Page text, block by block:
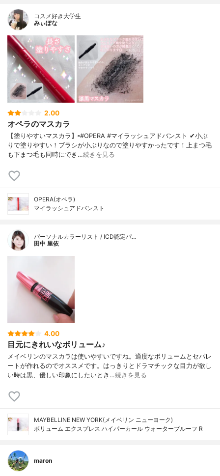
コスメ好き大学生
みぃぽな
2.00
オペラのマスカラ
【塗りやすいマスカラ】▫️#OPERA #マイラッシュアドバンスト ✔小ぶ
りで塗りやすい！ブラシが小ぶりなので塗りやすかったです！上まつ毛
も下まつ毛も同時にでき…続きを見る
OPERA(オペラ)
マイラッシュアドバンスト
パーソナルカラーリスト / ICD認定パ…
田中 里依
4.00
目元にきれいなボリューム♪
メイベリンのマスカラは使いやすいですね。適度なボリュームとセパレ
ートが作れるのでオススメです。はっきりとドラマチックな目力が欲し
い時は黒、優しい印象にしたいとき…続きを見る
MAYBELLINE NEW YORK(メイベリン ニューヨーク)
ボリューム エクスプレス ハイパーカール ウォータープルーフ R
maron